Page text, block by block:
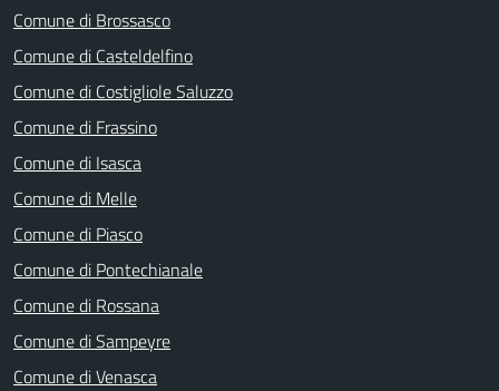
Comune di Brossasco
Comune di Casteldelfino
Comune di Costigliole Saluzzo
Comune di Frassino
Comune di Isasca
Comune di Melle
Comune di Piasco
Comune di Pontechianale
Comune di Rossana
Comune di Sampeyre
Comune di Venasca